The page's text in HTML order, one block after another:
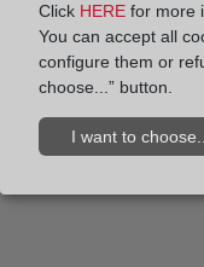
Control
Click HERE for more
You can accept all
configure them or
choose...” button.
I want to choose...